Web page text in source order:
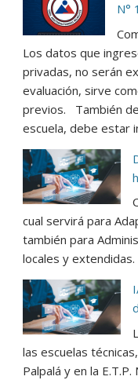
N° 1
Los datos que
privadas, no serán
evaluación, sirve
previos. También
escuela, debe estar
cual servirá para
también para
locales y
las escuelas
Palpalá y en la